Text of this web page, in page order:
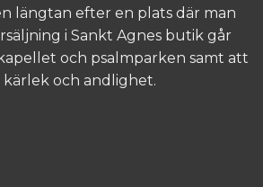
längtan efter en plats där man
i Sankt Agnes butik går
och psalmparken samt att
och andlighet.